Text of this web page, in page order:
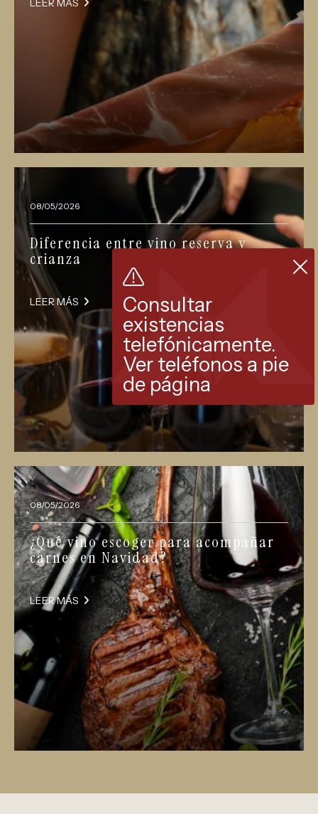
LEER MÁS
08/05/2026
Diferencia entre vino reserva y
crianza
LEER MÁS
08/05/2026
¿Qué vino escoger para acompañar
carnes en Navidad?
LEER MÁS
Consultar
existencias
telefónicamente.
Ver teléfonos a pie
de página